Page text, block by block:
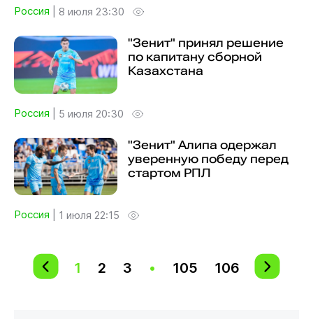
Россия 8 июля 23:30
"Зенит" принял решение
по капитану сборной
Казахстана
Россия 5 июля 20:30
"Зенит" Алипа одержал
уверенную победу перед
стартом РПЛ
Россия 1 июля 22:15
1 2 3 • 105 106